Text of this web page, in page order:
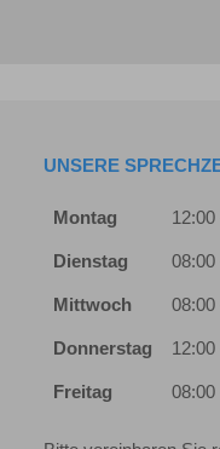
UNSERE
Montag
Dienstag 08:00
Mittwoch 08:00
Donnerstag
Freitag 08:00